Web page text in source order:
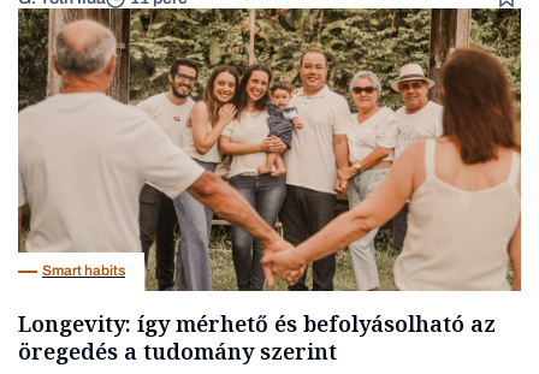
Smart habits
Longevity: így mérhető és befolyásolható az
öregedés a tudomány szerint